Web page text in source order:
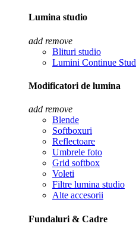
Lumina studio
add remove
Blituri studio
Lumini Continue
Modificatori de lumina
add remove
Blende
Softboxuri
Reflectoare
Umbrele foto
Grid softbox
Voleti
Filtre lumina studio
Alte accesorii
Fundaluri & Cadre